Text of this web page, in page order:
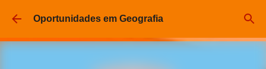
Pular para o conteúdo principal
Oportunidades em Geografia